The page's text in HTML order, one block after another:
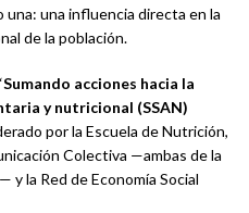
una influencia directa en la
de la población.
Sumando acciones hacia la
y nutricional (SSAN)
por la Escuela de Nutrición,
Colectiva —ambas de la
y la Red de Economía Social